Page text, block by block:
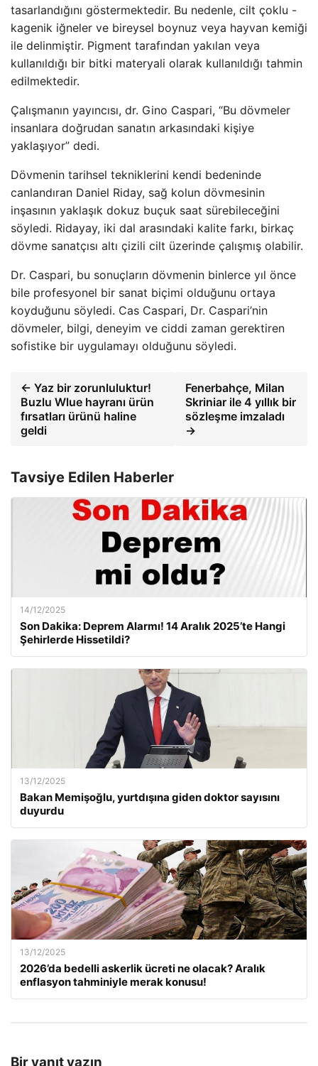
tasarlandığını göstermektedir. Bu nedenle, cilt çoklu -
kagenik iğneler ve bireysel boynuz veya hayvan kemiği
ile delinmiştir. Pigment tarafından yakılan veya
kullanıldığı bir bitki materyali olarak kullanıldığı tahmin
edilmektedir.
Çalışmanın yayıncısı, dr. Gino Caspari, “Bu dövmeler
insanlara doğrudan sanatın arkasındaki kişiye
yaklaşıyor” dedi.
Dövmenin tarihsel tekniklerini kendi bedeninde
canlandıran Daniel Riday, sağ kolun dövmesinin
inşasının yaklaşık dokuz buçuk saat sürebileceğini
söyledi. Ridayay, iki dal arasındaki kalite farkı, birkaç
dövme sanatçısı altı çizili cilt üzerinde çalışmış olabilir.
Dr. Caspari, bu sonuçların dövmenin binlerce yıl önce
bile profesyonel bir sanat biçimi olduğunu ortaya
koyduğunu söyledi. Cas Caspari, Dr. Caspari’nin
dövmeler, bilgi, deneyim ve ciddi zaman gerektiren
sofistike bir uygulamayı olduğunu söyledi.
← Yaz bir zorunluluktur!
Buzlu Wlue hayranı ürün
fırsatları ürünü haline
geldi
Fenerbahçe, Milan
Skriniar ile 4 yıllık bir
sözleşme imzaladı
→
Tavsiye Edilen Haberler
14/12/2025
Son Dakika: Deprem Alarmı! 14 Aralık 2025’te Hangi
Şehirlerde Hissetildi?
13/12/2025
Bakan Memişoğlu, yurtdışına giden doktor sayısını
duyurdu
13/12/2025
2026’da bedelli askerlik ücreti ne olacak? Aralık
enflasyon tahminiyle merak konusu!
Bir yanıt yazın